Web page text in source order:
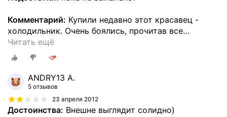
Комментарий: Купили недавно этот красавец -
холодильник. Очень боялись, прочитав все…
Читать ещё
ANDRY13 A.
5 отзывов
23 апреля 2012
Достоинства: Внешне выглядит солидно)